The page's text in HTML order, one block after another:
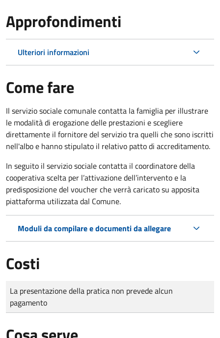
Approfondimenti
Ulteriori informazioni
Come fare
Il servizio sociale comunale contatta la famiglia per illustrare
le modalità di erogazione delle prestazioni e scegliere
direttamente il fornitore del servizio tra quelli che sono iscritti
nell'albo e hanno stipulato il relativo patto di accreditamento.
In seguito il servizio sociale contatta il coordinatore della
cooperativa scelta per l’attivazione dell’intervento e la
predisposizione del voucher che verrà caricato su apposita
piattaforma utilizzata dal Comune.
Moduli da compilare e documenti da allegare
Costi
Tipo di pagamento
Importo
La presentazione della pratica non prevede alcun
pagamento